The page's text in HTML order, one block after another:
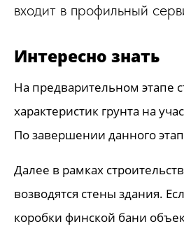
входит в профильный
Интересно знать
На предварительном этапе
характеристик грунта на
По завершении данного
Далее в рамках
возводятся стены здания.
коробки финской бани